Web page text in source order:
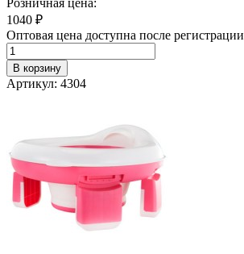
1040 ₽
Оптовая цена доступна после регистрации
В корзину
Артикул: 4304